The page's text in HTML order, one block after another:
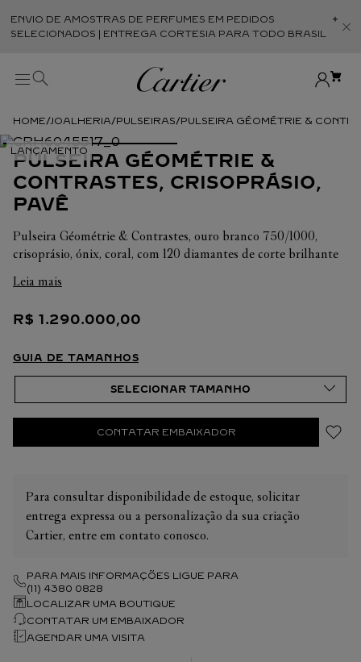
ENVIO DE AMOSTRAS DE PERFUMES EM PEDIDOS
SELECIONADOS | ENTREGA CORTESIA PARA TODO BRASIL
JOALHERIA PULSEIRAS PULSEIRA GÉOMÉTRIE &
PULSEIRA GÉOMÉTRIE &
CONTRASTES, CRISOPRÁSIO,
PAVÊ
Pulseira Géométrie & Contrastes, ouro branco 750/1000,
crisoprásio, ónix, coral, com 120 diamantes de corte brilhante
17).
Leia mais
R$ 1.290.000,00
GUIA DE TAMANHOS
CONTATAR EMBAIXADOR
Para consultar disponibilidade de estoque, solicitar
entrega expressa ou a personalização da sua criação
Cartier, entre em contato conosco.
PARA MAIS INFORMAÇÕES LIGUE PARA
(11) 4380 0828
LOCALIZAR UMA BOUTIQUE
CONTATAR UM EMBAIXADOR
AGENDAR UMA VISITA